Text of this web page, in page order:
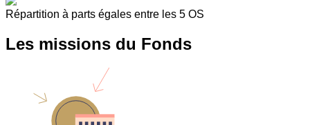
Répartition à parts égales entre les 5 OS
Les missions du Fonds